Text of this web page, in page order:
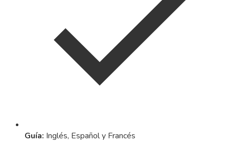
Guía: Inglés, Español y Francés